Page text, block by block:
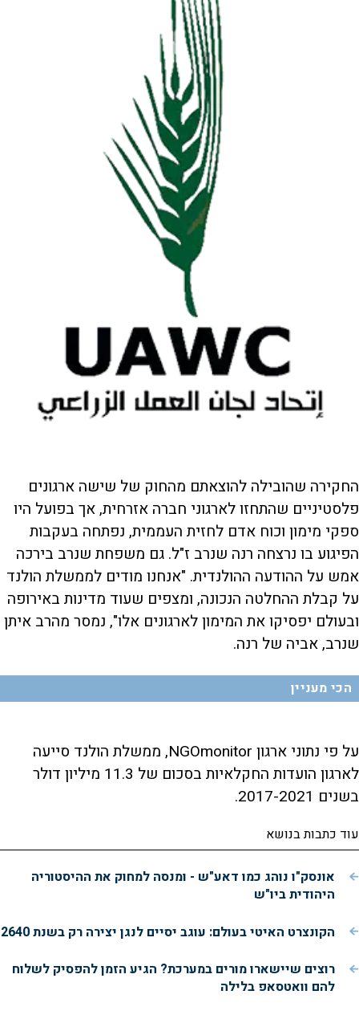
החקירה שהובילה להוצאתם מהחוק של שישה ארגונים
פלסטיניים שהתחזו לארגוני חברה אזרחית, אך בפועל היו
ספקי מימון וכוח אדם לחזית העממית, נפתחה בעקבות
הפיגוע בו נרצחה רנה שנרב ז"ל. גם משפחת שנרב בירכה
אמש על ההודעה ההולנדית. "אנחנו מודים לממשלת הולנד
על קבלת ההחלטה הנכונה, ומצפים שעוד מדינות באירופה
ובעולם יפסיקו את המימון לארגונים אלו", נמסר מהרב איתן
שנרב, אביה של רנה.
הכי מעניין
על פי נתוני ארגון NGOmonitor, ממשלת הולנד סייעה
לארגון הועדות החקלאיות בסכום של 11.3 מיליון דולר
בשנים 2017-2021.
עוד כתבות בנושא
אונסק"ו נוהג כמו דאע"ש - ומנסה למחוק את ההיסטוריה
היהודית ביו"ש
הקונצרט האיטי בעולם: עוגב יסיים לנגן יצירה רק בשנת 2640
רוצים שיישארו מורים במערכת? הגיע הזמן להפסיק לשלוח
להם וואטסאפ בלילה